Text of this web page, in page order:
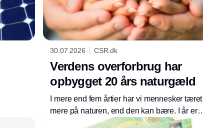
30.07.2026 CSR.dk
Verdens overforbrug har
opbygget 20 års naturgæld
I mere end fem årtier har vi mennesker tæret
mere på naturen, end den kan bære. I år er
naturens ressourcer opbrugt for i år allerede